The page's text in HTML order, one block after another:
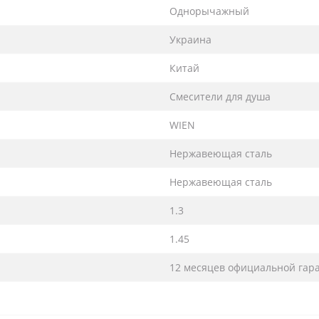
Однорычажный
Украина
Китай
Смесители для душа
WIEN
Нержавеющая сталь
Нержавеющая сталь
1.3
1.45
12 месяцев официальной